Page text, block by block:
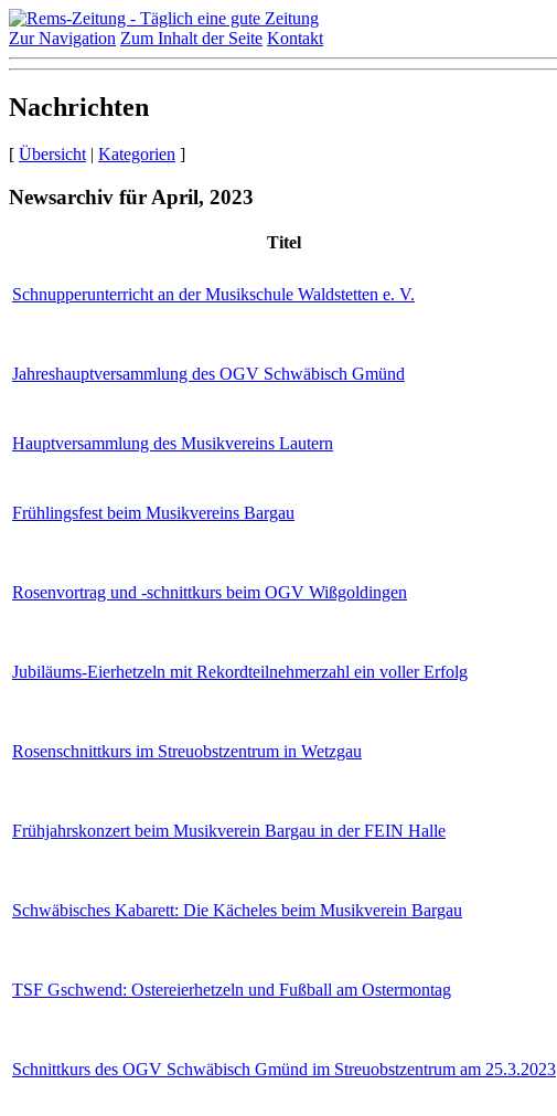
Zur Navigation Zum Inhalt der Seite Kontakt
Nachrichten
[ Übersicht | Kategorien ]
Newsarchiv für April, 2023
Titel
Schnupperunterricht an der Musikschule Waldstetten e. V.
Jahreshauptversammlung des OGV Schwäbisch Gmünd
Hauptversammlung des Musikvereins Lautern
Frühlingsfest beim Musikvereins Bargau
Rosenvortrag und -schnittkurs beim OGV Wißgoldingen
Jubiläums-Eierhetzeln mit Rekordteilnehmerzahl ein voller Erfolg
Rosenschnittkurs im Streuobstzentrum in Wetzgau
Frühjahrskonzert beim Musikverein Bargau in der FEIN Halle
Schwäbisches Kabarett: Die Kächeles beim Musikverein Bargau
TSF Gschwend: Ostereierhetzeln und Fußball am Ostermontag
Schnittkurs des OGV Schwäbisch Gmünd im Streuobstzentrum am 25.3.2023